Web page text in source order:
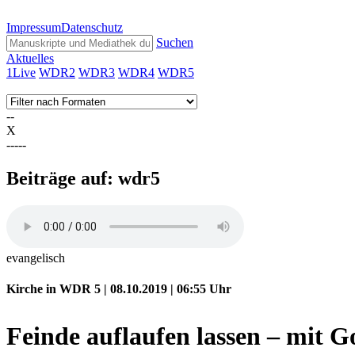
ImpressumDatenschutz
Suchen
Aktuelles
1Live WDR2 WDR3 WDR4 WDR5
--
X
-----
Beiträge auf: wdr5
evangelisch
Kirche in WDR 5 | 08.10.2019 | 06:55 Uhr
Feinde auflaufen lassen – mit